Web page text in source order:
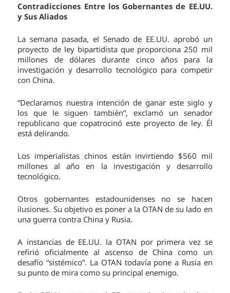
Contradicciones Entre los Gobernantes de EE.UU.
y Sus Aliados
La semana pasada, el Senado de EE.UU. aprobó un
proyecto de ley bipartidista que proporciona 250 mil
millones de dólares durante cinco años para la
investigación y desarrollo tecnológico para competir
con China.
“Declaramos nuestra intención de ganar este siglo y
los que le siguen también”, exclamó un senador
republicano que copatrocinó este proyecto de ley. Él
está delirando.
Los imperialistas chinos están invirtiendo $560 mil
millones al año en la investigación y desarrollo
tecnológico.
Otros gobernantes estadounidenses no se hacen
ilusiones. Su objetivo es poner a la OTAN de su lado en
una guerra contra China y Rusia.
A instancias de EE.UU. la OTAN por primera vez se
refirió oficialmente al ascenso de China como un
desafío “sistémico”. La OTAN todavía pone a Rusia en
su punto de mira como su principal enemigo.